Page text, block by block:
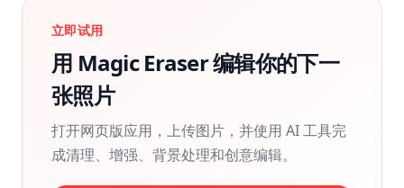
立即试用
用 Magic Eraser 编辑你的下一
张照片
打开网页版应用，上传图片，并使用 AI 工具完
成清理、增强、背景处理和创意编辑。